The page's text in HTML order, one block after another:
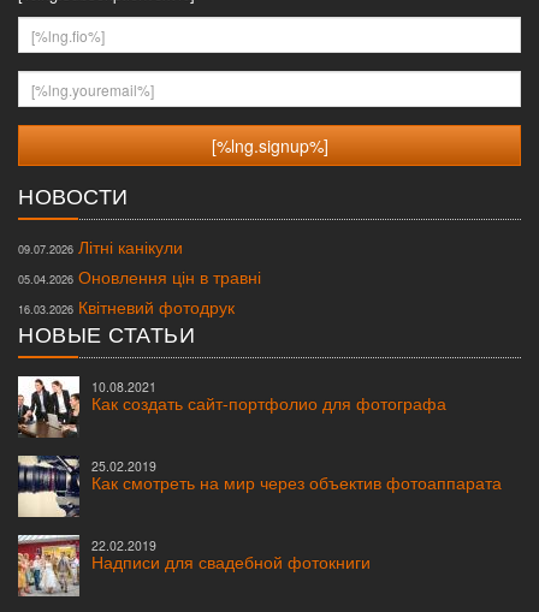
[%lng.fio%]
[%lng.youremail%]
НОВОСТИ
09.07.2026 Літні канікули
05.04.2026 Оновлення цін в травні
16.03.2026 Квітневий фотодрук
НОВЫЕ СТАТЬИ
10.08.2021
Как создать сайт-портфолио для фотографа
25.02.2019
Как смотреть на мир через объектив фотоаппарата
22.02.2019
Надписи для свадебной фотокниги